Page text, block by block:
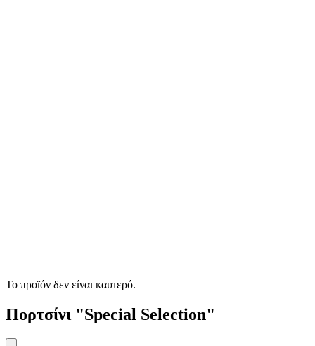
Το προϊόν δεν είναι καυτερό.
Πορτσίνι "Special Selection"